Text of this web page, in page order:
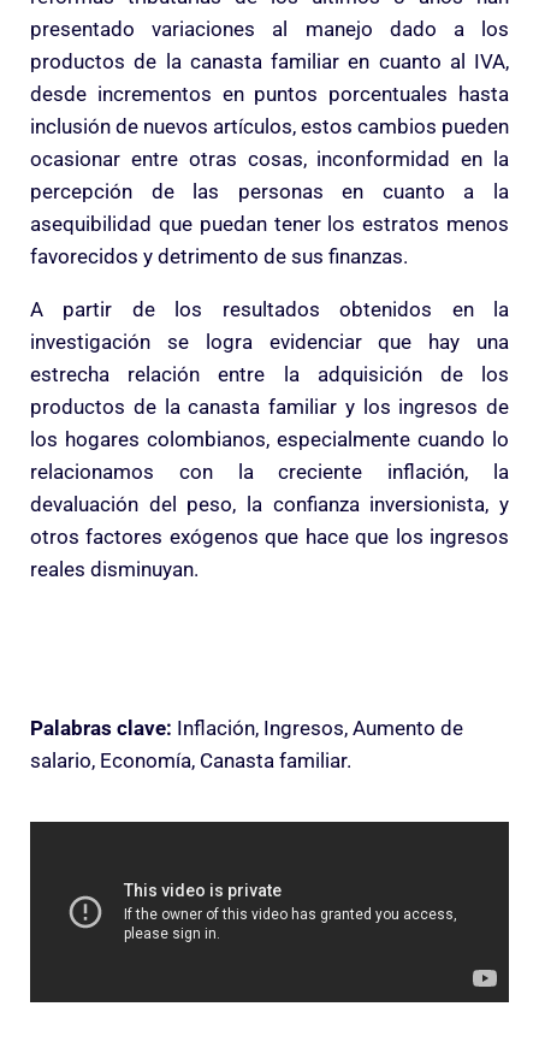
presentado variaciones al manejo dado a los
productos de la canasta familiar en cuanto al IVA,
desde incrementos en puntos porcentuales hasta
inclusión de nuevos artículos, estos cambios pueden
ocasionar entre otras cosas, inconformidad en la
percepción de las personas en cuanto a la
asequibilidad que puedan tener los estratos menos
favorecidos y detrimento de sus finanzas.
A partir de los resultados obtenidos en la
investigación se logra evidenciar que hay una
estrecha relación entre la adquisición de los
productos de la canasta familiar y los ingresos de
los hogares colombianos, especialmente cuando lo
relacionamos con la creciente inflación, la
devaluación del peso, la confianza inversionista, y
otros factores exógenos que hace que los ingresos
reales disminuyan.
Palabras clave: Inflación, Ingresos, Aumento de
salario, Economía, Canasta familiar.